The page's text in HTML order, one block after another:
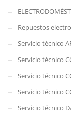
Repuestos
Servicio técnico
Servicio técnico
Servicio técnico
Servicio técnico
Servicio técnico